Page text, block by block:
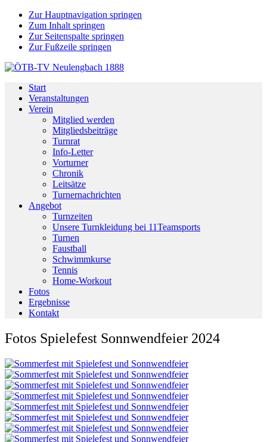
Zur Hauptnavigation springen
Zum Inhalt springen
Zur Seitenspalte springen
Zur Fußzeile springen
Start
Veranstaltungen
Verein
Mitglied werden
Mitgliedsbeiträge
Turnrat
Info-Letter
Vorturner
Chronik
Leitsätze
Turnernachrichten
Angebot
Turnzeiten
Unsere Turnkleidung bei 11Teamsports
Turnen
Faustball
Schwimmkurse
Tennis
Home-Workout
Fotos
Ergebnisse
Kontakt
Fotos Spielefest Sonnwendfeier 2024